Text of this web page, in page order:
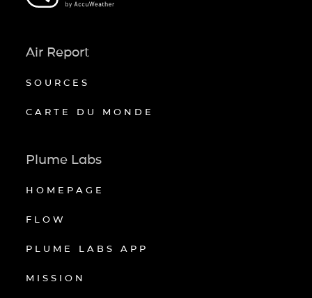
Air Report
SOURCES
CARTE DU MONDE
Plume Labs
HOMEPAGE
FLOW
PLUME LABS APP
MISSION